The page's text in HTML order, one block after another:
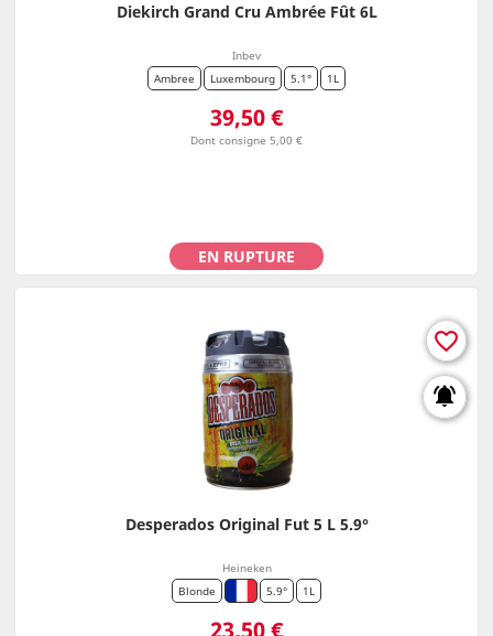
Diekirch Grand Cru Ambrée Fût 6L
Inbev
Ambree
Luxembourg 5.1° 1L
Prix
39,50 €
Dont consigne 5,00 €
EN RUPTURE
Desperados Original Fut 5 L 5.9°
Heineken
Blonde
5.9° 1L
Prix
notifications_active
favorite_border